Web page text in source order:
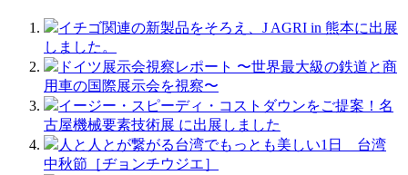
イチゴ関連の新製品をそろえ、J AGRI in 熊本に出展
しました。
ドイツ展示会視察レポート 〜世界最大級の鉄道と商
用車の国際展示会を視察〜
イージー・スピーディ・コストダウンをご提案！名
古屋機械要素技術展 に出展しました
人と人とが繋がる台湾でもっとも美しい1日 台湾
中秋節［ヂョンチウジエ］